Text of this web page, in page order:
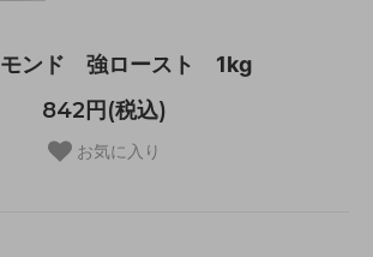
モンド 強ロースト 1kg
842円(税込)
お気に入り